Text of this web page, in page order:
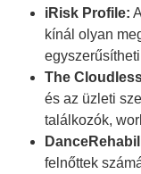
iRisk Profile:
kínál olyan
The
és az üzleti
találkozók,
felnőttek